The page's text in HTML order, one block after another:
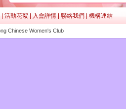
活動花絮 入會詳情 聯絡我們 機構連結
Chinese Women's Club